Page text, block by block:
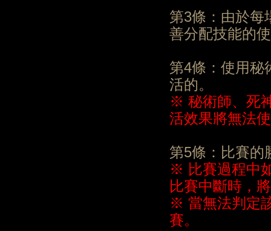
第3條：由於每
善分配技能的
第4條：使用秘
活的。
※ 秘術師、死
活效果將無法
第5條：比賽的
※ 比賽過程中
比賽中斷時，
※ 當無法判定
賽。